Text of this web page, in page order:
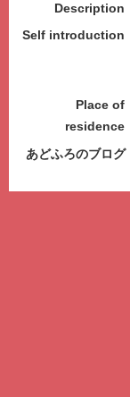
Description
Self introduction
Place of
residence
あどふろのブログ